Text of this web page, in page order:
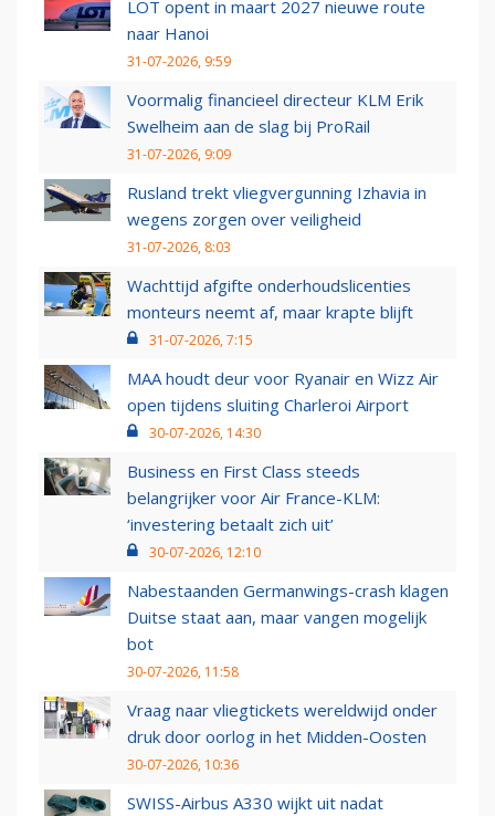
LOT opent in maart 2027 nieuwe route
naar Hanoi
31-07-2026, 9:59
Voormalig financieel directeur KLM Erik
Swelheim aan de slag bij ProRail
31-07-2026, 9:09
Rusland trekt vliegvergunning Izhavia in
wegens zorgen over veiligheid
31-07-2026, 8:03
Wachttijd afgifte onderhoudslicenties
monteurs neemt af, maar krapte blijft
31-07-2026, 7:15
MAA houdt deur voor Ryanair en Wizz Air
open tijdens sluiting Charleroi Airport
30-07-2026, 14:30
Business en First Class steeds
belangrijker voor Air France-KLM:
‘investering betaalt zich uit’
30-07-2026, 12:10
Nabestaanden Germanwings-crash klagen
Duitse staat aan, maar vangen mogelijk
bot
30-07-2026, 11:58
Vraag naar vliegtickets wereldwijd onder
druk door oorlog in het Midden-Oosten
30-07-2026, 10:36
SWISS-Airbus A330 wijkt uit nadat